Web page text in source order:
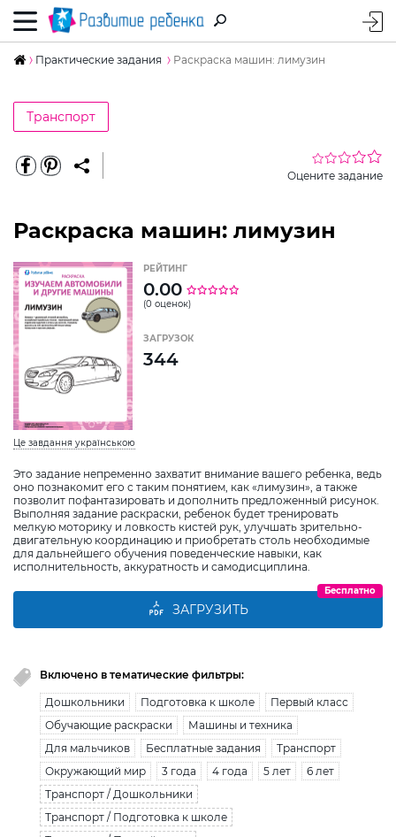
Практические задания Раскраска машин: лимузин
Транспорт
Оцените задание
Раскраска машин: лимузин
Це завдання українською
Это задание непременно захватит внимание вашего ребенка, ведь
оно познакомит его с таким понятием, как «лимузин», а также
позволит пофантазировать и дополнить предложенный рисунок.
Выполняя задание раскраски, ребенок будет тренировать
мелкую моторику и ловкость кистей рук, улучшать зрительно-
двигательную координацию и приобретать столь необходимые
для дальнейшего обучения поведенческие навыки, как
исполнительность, аккуратность и самодисциплина.
РЕЙТИНГ
0.00
(0 оценок)
ЗАГРУЗОК
344
ЗАГРУЗИТЬ
Бесплатно
Включено в тематические фильтры:
Дошкольники Подготовка к школе
Первый класс
Обучающие раскраски
Машины и техника
Для мальчиков
Бесплатные задания
Транспорт
Окружающий мир
3 года 4 года 5 лет
6 лет
Транспорт / Дошкольники
Транспорт / Подготовка к школе